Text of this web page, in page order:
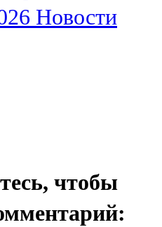
Новости
чтобы